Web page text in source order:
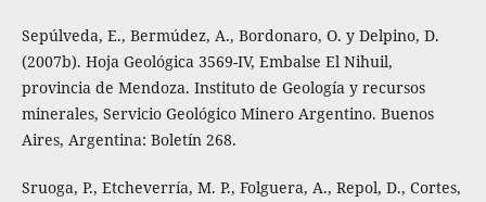
Sepúlveda, E., Bermúdez, A., Bordonaro, O. y Delpino, D.
(2007b). Hoja Geológica 3569-IV, Embalse El Nihuil,
provincia de Mendoza. Instituto de Geología y recursos
minerales, Servicio Geológico Minero Argentino. Buenos
Aires, Argentina: Boletín 268.
Sruoga, P., Etcheverría, M. P., Folguera, A., Repol, D., Cortes,